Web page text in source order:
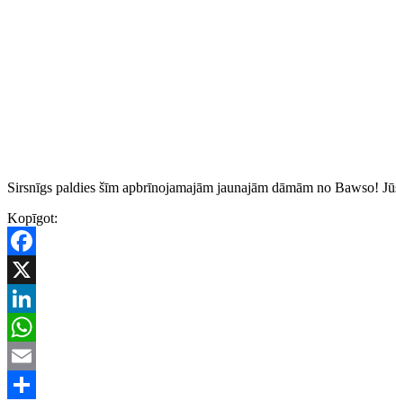
Sirsnīgs paldies šīm apbrīnojamajām jaunajām dāmām no Bawso!
Kopīgot:
Facebook
X
LinkedIn
WhatsApp
Email